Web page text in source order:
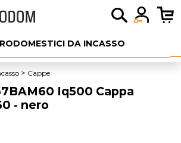
DA INCASSO
LIBERA INSTALLAZIONE
ELETTRODOMESTICI
Cappe
Iq500 Cappa
- nero